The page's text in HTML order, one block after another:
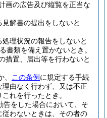
画の広告及び縦覧を正当な
解書の提出をしないと
理状況の報告をしないと
書類を備え置かないとき。
措置、届出等を行わないと
この条例 に規定する手続
由なく行わず、又は不正
れを行ったとき。
告をした場合において、そ
わないときは、その者の